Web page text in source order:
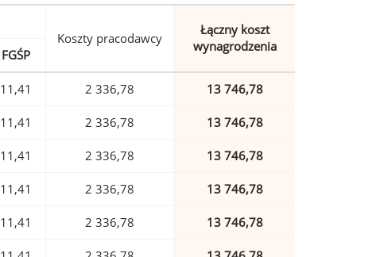
Koszty pracodawcy
Łączny koszt
wynagrodzenia
FGŚP
11,41 2 336,78 13 746,78
11,41 2 336,78 13 746,78
11,41 2 336,78 13 746,78
11,41 2 336,78 13 746,78
11,41 2 336,78 13 746,78